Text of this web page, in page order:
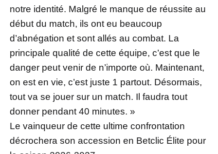
notre identité. Malgré le manque de réussite au
début du match, ils ont eu beaucoup
d’abnégation et sont allés au combat. La
principale qualité de cette équipe, c’est que le
danger peut venir de n’importe où. Maintenant,
on est en vie, c’est juste 1 partout. Désormais,
tout va se jouer sur un match. Il faudra tout
donner pendant 40 minutes. »
Le vainqueur de cette ultime confrontation
décrochera son accession en Betclic Élite pour